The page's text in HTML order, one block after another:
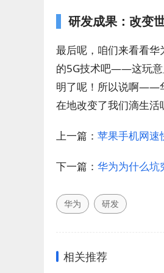
研发成果：改变
最后呢，咱们来看看
的5G技术吧——这玩意
明了呢！所以说啊——
在地改变了我们滴生活
上一篇： 苹果手机网速
下一篇： 华为为什么坑
华为 研发
相关推荐